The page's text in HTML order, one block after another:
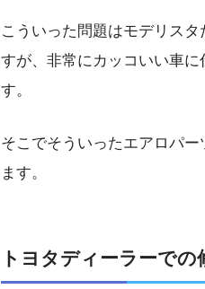
こういった問題はモデリス
すが、非常にカッコいい車
す。
そこでそういったエアロパ
ます。
トヨタディーラーでの